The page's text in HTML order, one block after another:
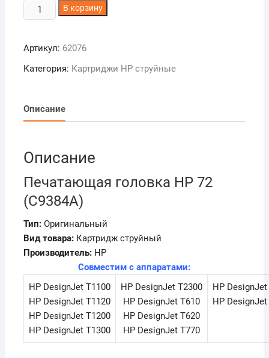
Количество
товара
головка
HP
В корзину
Артикул: 62076
Категория: Картриджи HP струйные
Описание
Описание
Печатающая головка HP 72
(C9384A)
Тип: Оригинальный
Вид товара: Картридж струйный
Производитель: HP
Совместим с аппаратами:
HP DesignJet T1100
HP DesignJet T1120
HP DesignJet T1200
HP DesignJet T1300
HP DesignJet T2300
HP DesignJet T610
HP DesignJet T620
HP DesignJet T770
HP
HP